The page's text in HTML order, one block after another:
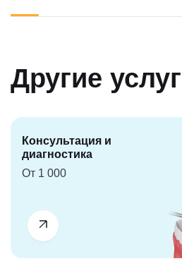
Другие
Консультация и
диагностика
От 1 000